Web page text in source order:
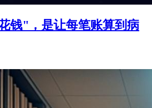
钱"，是让每笔账算到病